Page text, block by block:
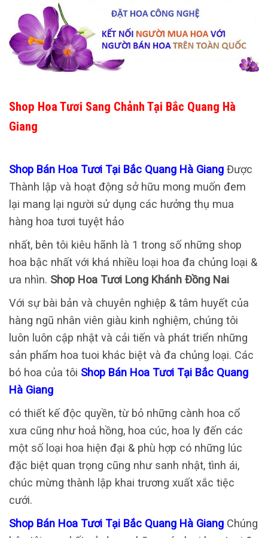
Shop Hoa Tươi Sang Chảnh Tại Bắc Quang Hà
Giang
Shop Bán Hoa Tươi Tại Bắc Quang Hà Giang Được
Thành lập và hoạt động sở hữu mong muốn đem
lại mang lại người sử dụng các hưởng thụ mua
hàng hoa tươi tuyệt hảo
nhất, bên tôi kiêu hãnh là 1 trong số những shop
hoa bậc nhất với khá nhiều loại hoa đa chủng loại &
ưa nhìn. Shop Hoa Tươi Long Khánh Đồng Nai
Với sự bài bản và chuyên nghiệp & tâm huyết của
hàng ngũ nhân viên giàu kinh nghiệm, chúng tôi
luôn luôn cập nhật và cải tiến và phát triển những
sản phẩm hoa tuoi khác biệt và đa chủng loại. Các
bó hoa của tôi Shop Bán Hoa Tươi Tại Bắc Quang
Hà Giang
có thiết kế độc quyền, từ bỏ những cành hoa cổ
xưa cũng như hoả hồng, hoa cúc, hoa ly đến các
một số loại hoa hiện đại & phù hợp có những lúc
đặc biệt quan trọng cũng như sanh nhật, tình ái,
chúc mừng thành lập khai trương xuất xắc tiệc
cưới.
Shop Bán Hoa Tươi Tại Bắc Quang Hà Giang Chúng